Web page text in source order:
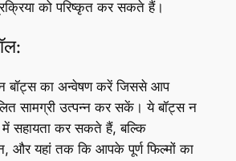
को परिष्कृत कर सकते हैं।
बॉट्स का अन्वेषण करें जिससे आप
सामग्री उत्पन्न कर सकें। ये बॉट्स न
में सहायता कर सकते हैं, बल्कि
और यहां तक कि आपके पूर्ण फिल्मों का